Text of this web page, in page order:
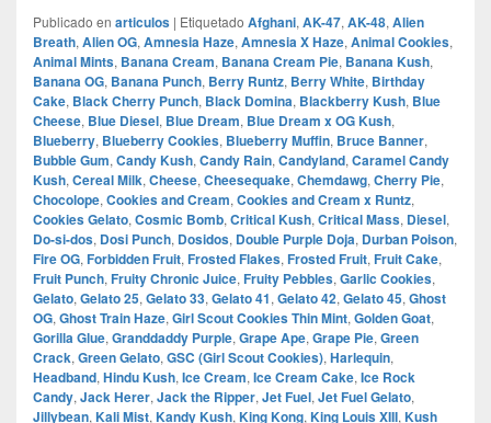
Publicado en articulos | Etiquetado Afghani, AK-47, AK-48, Alien
Breath, Alien OG, Amnesia Haze, Amnesia X Haze, Animal Cookies,
Animal Mints, Banana Cream, Banana Cream Pie, Banana Kush,
Banana OG, Banana Punch, Berry Runtz, Berry White, Birthday
Cake, Black Cherry Punch, Black Domina, Blackberry Kush, Blue
Cheese, Blue Diesel, Blue Dream, Blue Dream x OG Kush,
Blueberry, Blueberry Cookies, Blueberry Muffin, Bruce Banner,
Bubble Gum, Candy Kush, Candy Rain, Candyland, Caramel Candy
Kush, Cereal Milk, Cheese, Cheesequake, Chemdawg, Cherry Pie,
Chocolope, Cookies and Cream, Cookies and Cream x Runtz,
Cookies Gelato, Cosmic Bomb, Critical Kush, Critical Mass, Diesel,
Do-si-dos, Dosi Punch, Dosidos, Double Purple Doja, Durban Poison,
Fire OG, Forbidden Fruit, Frosted Flakes, Frosted Fruit, Fruit Cake,
Fruit Punch, Fruity Chronic Juice, Fruity Pebbles, Garlic Cookies,
Gelato, Gelato 25, Gelato 33, Gelato 41, Gelato 42, Gelato 45, Ghost
OG, Ghost Train Haze, Girl Scout Cookies Thin Mint, Golden Goat,
Gorilla Glue, Granddaddy Purple, Grape Ape, Grape Pie, Green
Crack, Green Gelato, GSC (Girl Scout Cookies), Harlequin,
Headband, Hindu Kush, Ice Cream, Ice Cream Cake, Ice Rock
Candy, Jack Herer, Jack the Ripper, Jet Fuel, Jet Fuel Gelato,
Jillybean, Kali Mist, Kandy Kush, King Kong, King Louis XIII, Kush